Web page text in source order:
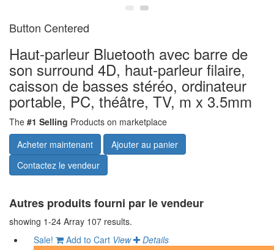
Button Centered
Haut-parleur Bluetooth avec barre de
son surround 4D, haut-parleur filaire,
caisson de basses stéréo, ordinateur
portable, PC, théâtre, TV, m x 3.5mm
The #1 Selling Products on marketplace
Autres produits fourni par le vendeur
showing 1-24 Array 107 results.
Sale!
Add to Cart View Details